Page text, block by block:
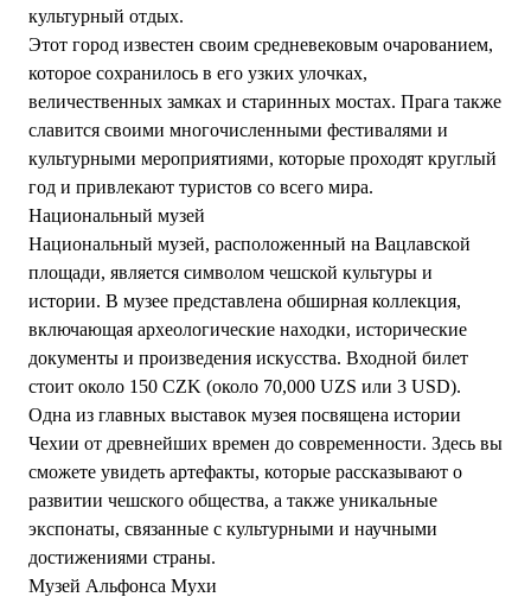
культурный отдых.
Этот город известен своим средневековым очарованием,
которое сохранилось в его узких улочках,
величественных замках и старинных мостах. Прага также
славится своими многочисленными фестивалями и
культурными мероприятиями, которые проходят круглый
год и привлекают туристов со всего мира.
Национальный музей
Национальный музей, расположенный на Вацлавской
площади, является символом чешской культуры и
истории. В музее представлена обширная коллекция,
включающая археологические находки, исторические
документы и произведения искусства. Входной билет
стоит около 150 CZK (около 70,000 UZS или 3 USD).
Одна из главных выставок музея посвящена истории
Чехии от древнейших времен до современности. Здесь вы
сможете увидеть артефакты, которые рассказывают о
развитии чешского общества, а также уникальные
экспонаты, связанные с культурными и научными
достижениями страны.
Музей Альфонса Мухи